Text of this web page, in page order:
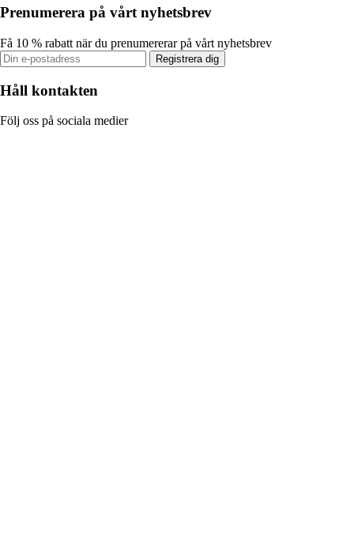
Prenumerera på vårt nyhetsbrev
Få 10 % rabatt när du prenumererar på vårt nyhetsbrev
Registrera dig
Håll kontakten
Följ oss på sociala medier